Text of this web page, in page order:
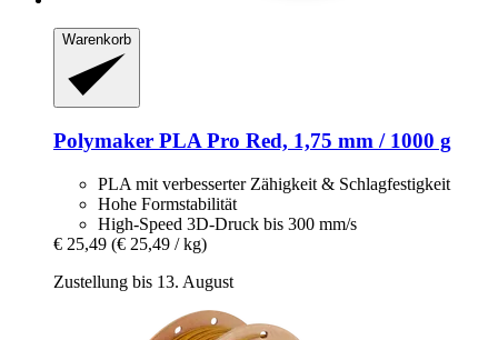
Warenkorb
Polymaker PLA Pro Red, 1,75 mm / 1000 g
PLA mit verbesserter Zähigkeit & Schlagfestigkeit
Hohe Formstabilität
High-Speed 3D-Druck bis 300 mm/s
€ 25,49 (€ 25,49 / kg)
Zustellung bis 13. August